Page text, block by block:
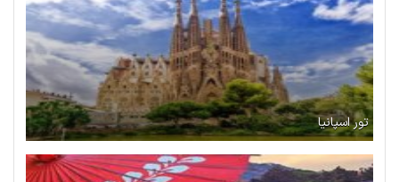
تور اسپانیا